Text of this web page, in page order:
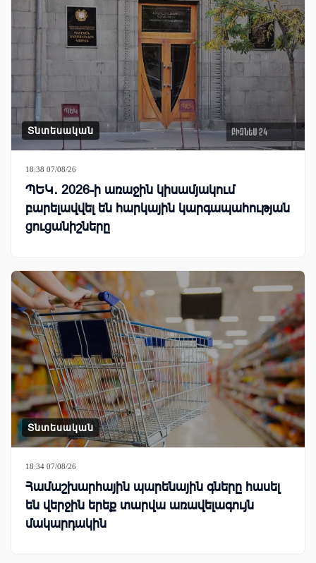
Տնտեսական
18:38 07/08/26
ՊԵԿ․ 2026-ի առաջին կիսամյակում
բարելավվել են հարկային կարգապահության
ցուցանիշները
Տնտեսական
18:34 07/08/26
Համաշխարհային պարենային գները հասել
են վերջին երեք տարվա առավելագույն
մակարդակին